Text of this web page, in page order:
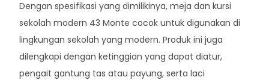
Dengan spesifikasi yang dimilikinya, meja dan kursi
sekolah modern 43 Monte cocok untuk digunakan di
lingkungan sekolah yang modern. Produk ini juga
dilengkapi dengan ketinggian yang dapat diatur,
pengait gantung tas atau payung, serta laci